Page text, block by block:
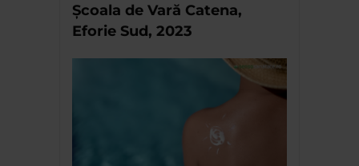
Școala de Vară Catena,
Eforie Sud, 2023